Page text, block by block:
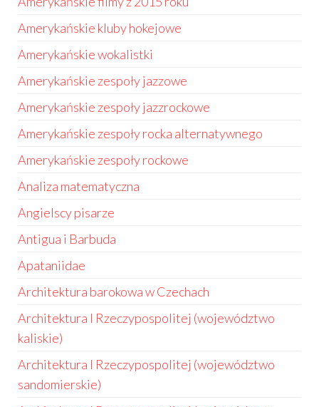
Amerykańskie kluby hokejowe
Amerykańskie wokalistki
Amerykańskie zespoły jazzowe
Amerykańskie zespoły jazzrockowe
Amerykańskie zespoły rocka alternatywnego
Amerykańskie zespoły rockowe
Analiza matematyczna
Angielscy pisarze
Antigua i Barbuda
Apataniidae
Architektura barokowa w Czechach
Architektura I Rzeczypospolitej (województwo
kaliskie)
Architektura I Rzeczypospolitej (województwo
sandomierskie)